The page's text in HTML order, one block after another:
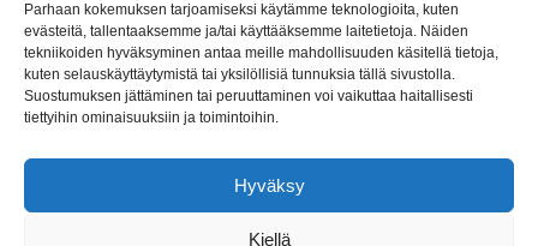
Parhaan kokemuksen tarjoamiseksi käytämme teknologioita, kuten
evästeitä, tallentaaksemme ja/tai käyttääksemme laitetietoja. Näiden
tekniikoiden hyväksyminen antaa meille mahdollisuuden käsitellä tietoja,
kuten selauskäyttäytymistä tai yksilöllisiä tunnuksia tällä sivustolla.
Suostumuksen jättäminen tai peruuttaminen voi vaikuttaa haitallisesti
tiettyihin ominaisuuksiin ja toimintoihin.
Hyväksy
Kiellä
Jyremark Oy
Jämsänkoskentie 2, 42440 Koskenpää
(014) 767 130
info@jyremark.fi